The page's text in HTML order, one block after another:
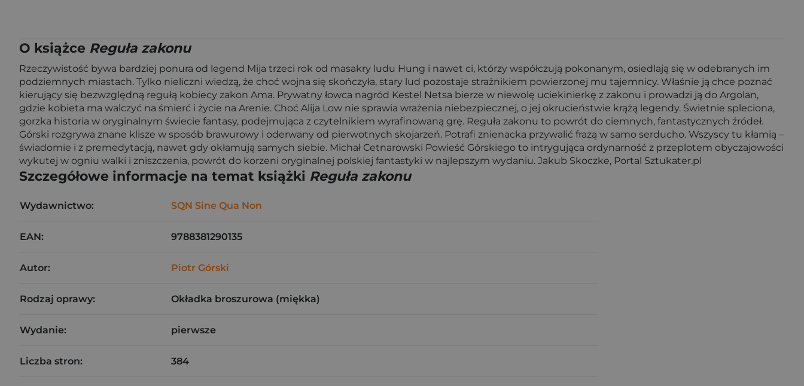
O książce Reguła zakonu
Rzeczywistość bywa bardziej ponura od legend Mija trzeci rok od masakry ludu Hung i nawet ci, którzy współczują pokonanym, osiedlają się w odebranych im
podziemnych miastach. Tylko nieliczni wiedzą, że choć wojna się skończyła, stary lud pozostaje strażnikiem powierzonej mu tajemnicy. Właśnie ją chce poznać
kierujący się bezwzględną regułą kobiecy zakon Ama. Prywatny łowca nagród Kestel Netsa bierze w niewolę uciekinierkę z zakonu i prowadzi ją do Argolan,
gdzie kobieta ma walczyć na śmierć i życie na Arenie. Choć Alija Low nie sprawia wrażenia niebezpiecznej, o jej okrucieństwie krążą legendy. Świetnie spleciona,
gorzka historia w oryginalnym świecie fantasy, podejmująca z czytelnikiem wyrafinowaną grę. Reguła zakonu to powrót do ciemnych, fantastycznych źródeł.
Górski rozgrywa znane klisze w sposób brawurowy i oderwany od pierwotnych skojarzeń. Potrafi znienacka przywalić frazą w samo serducho. Wszyscy tu kłamią –
świadomie i z premedytacją, nawet gdy okłamują samych siebie. Michał Cetnarowski Powieść Górskiego to intrygująca ordynarność z przeplotem obyczajowości
wykutej w ogniu walki i zniszczenia, powrót do korzeni oryginalnej polskiej fantastyki w najlepszym wydaniu. Jakub Skoczke, Portal Sztukater.pl
Szczegółowe informacje na temat książki Reguła zakonu
Wydawnictwo: SQN Sine Qua Non
EAN: 9788381290135
Autor: Piotr Górski
Rodzaj oprawy: Okładka broszurowa (miękka)
Wydanie: pierwsze
Liczba stron: 384